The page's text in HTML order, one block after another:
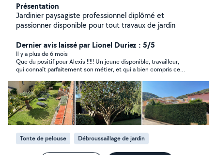
Présentation
Jardinier paysagiste professionnel diplômé et
passionner disponible pour tout travaux de jardin
Dernier avis laissé par Lionel Duriez : 5/5
Il y a plus de 6 mois
Que du positif pour Alexis !!!!! Un jeune disponible, travailleur,
qui connaît parfaitement son métier, et qui a bien compris ce
fin, et même plus ! ! À recommander, sans aucun problème, je
garde précieusement ses coordonnées pour le rappeler de
façon régulière.
Tonte de pelouse Débroussaillage de jardin